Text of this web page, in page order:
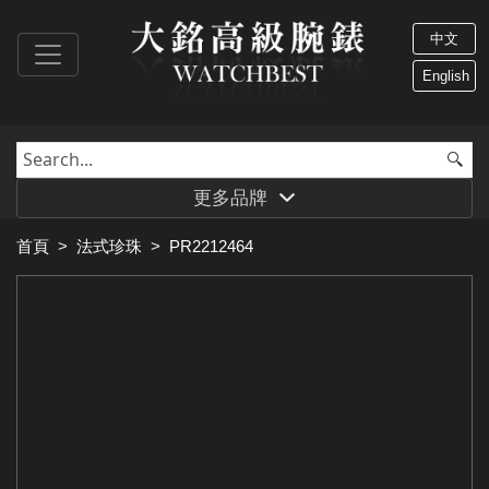
中文
English
更多品牌
首頁 > 法式珍珠 > PR2212464